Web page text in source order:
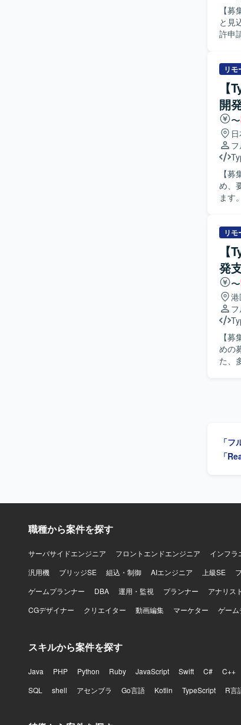
【
と見
許申
ロ
る
し
る方
の魅
新の
知見を
/
環境
リモ
開
〜
【
め、
ます。 【作業内容】 ・お客様との打合せに参加し、業務要件や改善要望をヒアリングいたしま
を
き
人
でき
技術習得
計、
ンジ
携わる
・
開発
リモ
発
〜
港
【
めの募集となります。
た、
す。 【ポジションの魅力】 生成AIを活用した業務Webアプリケーションの設計から運用まで、
フ
エン
「
「
職種から案件を探す
サーバサイドエンジニア フロントエンドエンジニア インフラ
汎用機
ブリッジSE 組込・制御 AIエンジニア 上級SE
ゲームプランナー
DBA 運用・監視 プランナー アナリスト
CGデザイナー
クリエイター 動画編集 マーケター ゲーム
スキルから案件を探す
Java PHP Python Ruby JavaScript Swift C# C++
SQL
shell アセンブラ Go言語 Kotlin TypeScript R言